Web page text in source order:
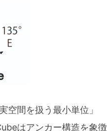
空間を扱う最小単位」
はアンカー構造を象徴